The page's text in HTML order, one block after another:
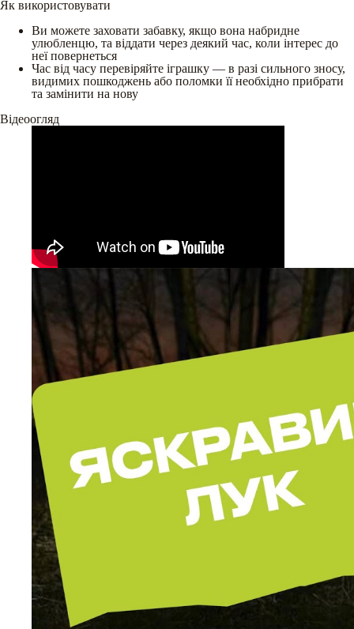
Як використовувати
Ви можете заховати забавку, якщо вона набридне
улюбленцю, та віддати через деякий час, коли інтерес до
неї повернеться
Час від часу перевіряйте іграшку — в разі сильного зносу,
видимих пошкоджень або поломки її необхідно прибрати
та замінити на нову
Відеоогляд